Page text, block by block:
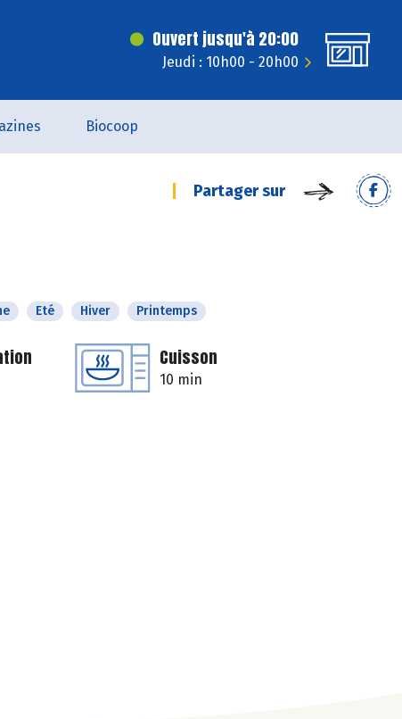
Ouvert jusqu'à 20:00
Jeudi : 10h00 - 20h00
Biocoop
Partager sur
Eté Hiver Printemps
Cuisson
10 min